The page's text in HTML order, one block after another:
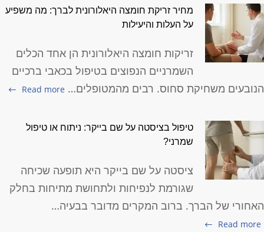
מחיר זריקת חומצה היאלורונית לברך: מה משפיע
על העלות והיעילות
זריקות חומצה היאלורונית הן אחד הכלים
השמרניים הנפוצים בטיפול בכאבי ברכיים
הנובעים משחיקת סחוס. רבים מהמטופלים… Read more
טיפול בציסטה על שם בייקר: ניתוח או טיפול
שמרני?
ציסטה על שם בייקר היא תופעה שכיחה
שגורמת לנפיחות ולתחושת מתיחות בחלק
האחורי של הברך. ברוב המקרים מדובר בבעיה…
Read more